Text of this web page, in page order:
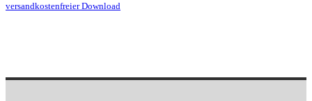
versandkostenfreier Download